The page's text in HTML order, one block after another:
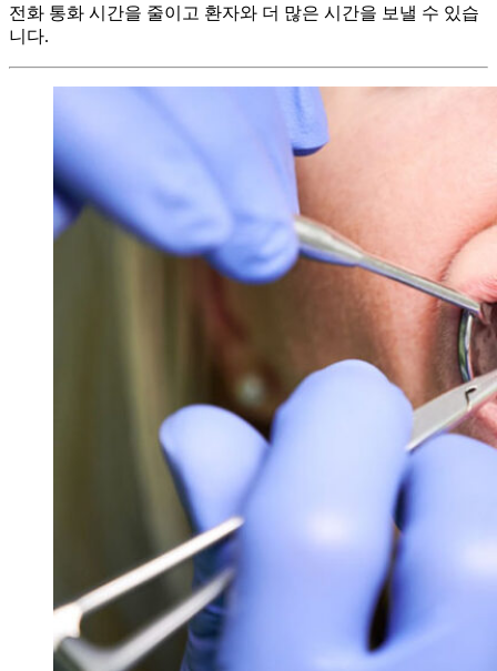
전화 통화 시간을 줄이고 환자와 더 많은 시간을 보낼 수 있습
니다.